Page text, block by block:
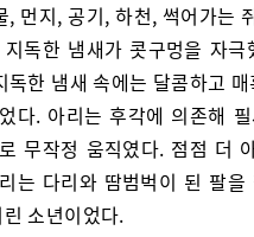
, 먼지, 공기, 하천, 썩어가는
지독한 냄새가 콧구멍을 자
독한 냄새 속에는 달콤하고
다. 아리는 후각에 의존해
무작정 움직였다. 점점 더
는 다리와 땀범벅이 된 팔
소년이었다.